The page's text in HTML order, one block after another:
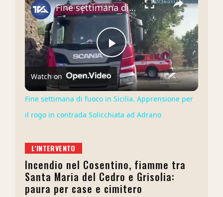
Play
Video
Fine settimana di fuoco in Sicilia. Apprensione per il rogo in contrada Solicchiata ad Adrano
Watch on
Fine settimana di fuoco in Sicilia. Apprensione per
il rogo in contrada Solicchiata ad Adrano
L'INTERVENTO
Incendio nel Cosentino, fiamme tra
Santa Maria del Cedro e Grisolia:
paura per case e cimitero